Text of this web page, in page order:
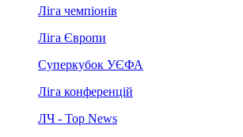
Ліга чемпіонів
Ліга Європи
Суперкубок УЄФА
Ліга конференцій
ЛЧ - Top News